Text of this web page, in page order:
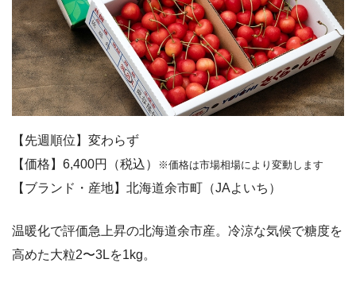
【先週順位】変わらず
【価格】6,400円（税込）
※価格は市場相場により変動します
【ブランド・産地】北海道余市町（JAよいち）
温暖化で評価急上昇の北海道余市産。冷涼な気候で糖度を
高めた大粒2〜3Lを1kg。